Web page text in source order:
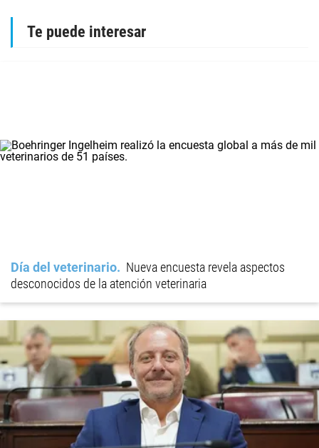
Te puede interesar
Día del veterinario
Nueva encuesta revela aspectos
desconocidos de la atención veterinaria